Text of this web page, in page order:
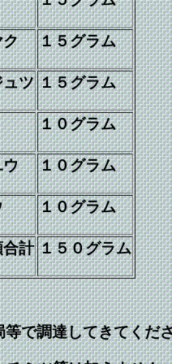
１５グラム
ツ １５グラム
１０グラム
１０グラム
１０グラム
計 １５０グラム
で調達してきてくだ